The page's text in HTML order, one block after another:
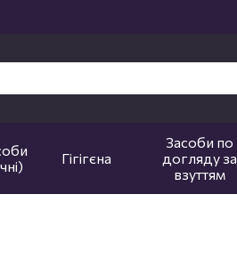
Гігігєна
Засоби по
догляду за
взуттям